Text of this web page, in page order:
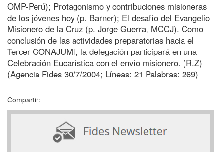
OMP-Perú); Protagonismo y contribuciones misioneras
de los jóvenes hoy (p. Barner); El desafío del Evangelio
Misionero de la Cruz (p. Jorge Guerra, MCCJ). Como
conclusión de las actividades preparatorias hacia el
Tercer CONAJUMI, la delegación participará en una
Celebración Eucarística con el envío misionero. (R.Z)
(Agencia Fides 30/7/2004; Líneas: 21 Palabras: 269)
Compartir: